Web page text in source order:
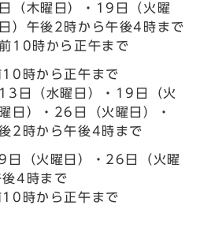
（木曜日）・19日（火曜
）午後2時から午後4時まで
10時から正午まで
時から正午まで
日（水曜日）・19日（火
日）・26日（火曜日）・
2時から午後4時まで
日（火曜日）・26日（火曜
後4時まで
時から正午まで